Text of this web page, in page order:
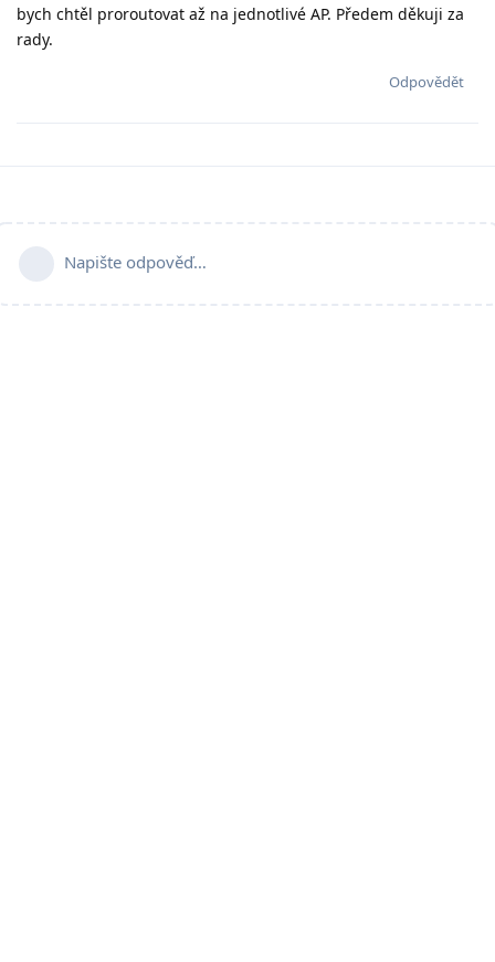
bych chtěl proroutovat až na jednotlivé AP. Předem děkuji za
rady.
Odpovědět
Napište odpověď…